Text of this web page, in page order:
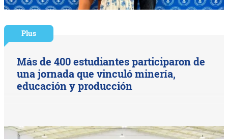
Plus
Más de 400 estudiantes participaron de
una jornada que vinculó minería,
educación y producción